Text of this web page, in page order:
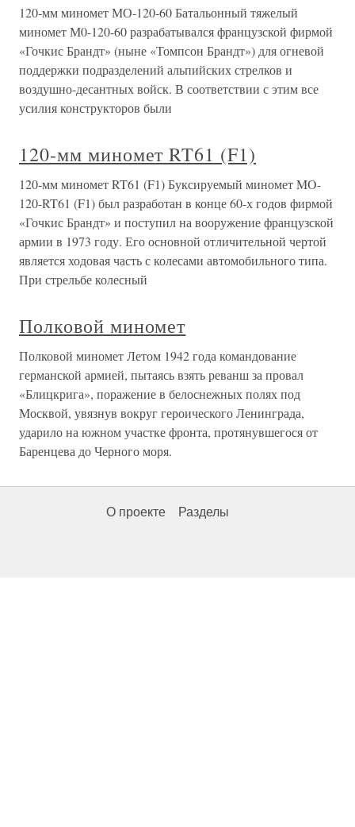
120-мм миномет МО-120-60 Батальонный тяжелый
миномет М0-120-60 разрабатывался французской фирмой
«Гочкис Брандт» (ныне «Томпсон Брандт») для огневой
поддержки подразделений альпийских стрелков и
воздушно-десантных войск. В соответствии с этим все
усилия конструкторов были
120-мм миномет RT61 (F1)
120-мм миномет RT61 (F1) Буксируемый миномет MO-
120-RT61 (F1) был разработан в конце 60-х годов фирмой
«Гочкис Брандт» и поступил на вооружение французской
армии в 1973 году. Его основной отличительной чертой
является ходовая часть с колесами автомобильного типа.
При стрельбе колесный
Полковой миномет
Полковой миномет Летом 1942 года командование
германской армией, пытаясь взять реванш за провал
«Блицкрига», поражение в белоснежных полях под
Москвой, увязнув вокруг героического Ленинграда,
ударило на южном участке фронта, протянувшегося от
Баренцева до Черного моря.
О проекте Разделы